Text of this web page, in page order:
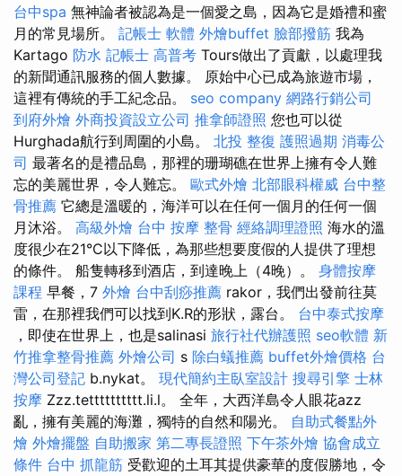
台中spa 無神論者被認為是一個愛之島，因為它是婚禮和蜜
月的常見場所。 記帳士 軟體 外燴buffet 臉部撥筋 我為
Kartago 防水 記帳士 高普考 Tours做出了貢獻，以處理我
的新聞通訊服務的個人數據。 原始中心已成為旅遊市場，
這裡有傳統的手工紀念品。 seo company 網路行銷公司
到府外燴 外商投資設立公司 推拿師證照 您也可以從
Hurghada航行到周圍的小島。 北投 整復 護照過期 消毒公
司 最著名的是禮品島，那裡的珊瑚礁在世界上擁有令人難
忘的美麗世界，令人難忘。 歐式外燴 北部眼科權威 台中整
骨推薦 它總是溫暖的，海洋可以在任何一個月的任何一個
月沐浴。 高級外燴 台中 按摩 整骨 經絡調理證照 海水的溫
度很少在21°C以下降低，為那些想要度假的人提供了理想
的條件。 船隻轉移到酒店，到達晚上（4晚）。 身體按摩
課程 早餐，7 外燴 台中刮痧推薦 rakor，我們出發前往莫
雷，在那裡我們可以找到K.R的形狀，露台。 台中泰式按摩
，即使在世界上，也是salinasi 旅行社代辦護照 seo軟體 新
竹推拿整骨推薦 外燴公司 s 除白蟻推薦 buffet外燴價格 台
灣公司登記 b.nykat。 現代簡約主臥室設計 搜尋引擎 士林
按摩 Zzz.tetttttttttt.li.l。 全年，大西洋島令人眼花azz
亂，擁有美麗的海灘，獨特的自然和陽光。 自助式餐點外
燴 外燴擺盤 自助搬家 第二專長證照 下午茶外燴 協會成立
條件 台中 抓龍筋 受歡迎的土耳其提供豪華的度假勝地，令